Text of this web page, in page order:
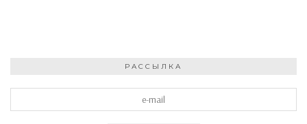
РАССЫЛКА